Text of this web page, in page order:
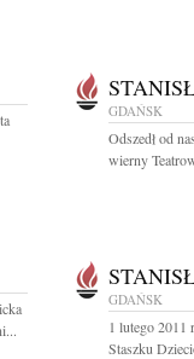
GDAŃSK
Odszedł od
wierny
GDAŃSK
1 lutego 2011
Staszku